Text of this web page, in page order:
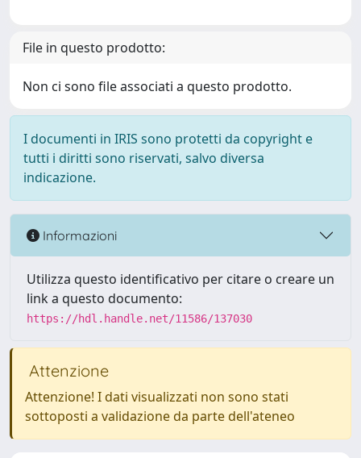
File in questo prodotto:
Non ci sono file associati a questo prodotto.
I documenti in IRIS sono protetti da copyright e
tutti i diritti sono riservati, salvo diversa
indicazione.
Informazioni
Utilizza questo identificativo per citare o creare un
link a questo documento:
https://hdl.handle.net/11586/137030
Attenzione
Attenzione! I dati visualizzati non sono stati
sottoposti a validazione da parte dell'ateneo